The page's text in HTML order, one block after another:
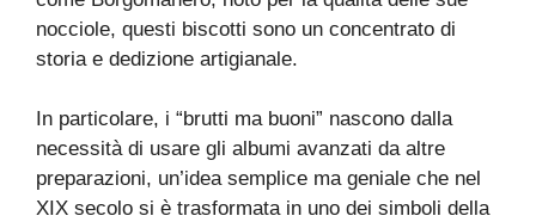
nocciole, questi biscotti sono un concentrato di
storia e dedizione artigianale.
In particolare, i “brutti ma buoni” nascono dalla
necessità di usare gli albumi avanzati da altre
preparazioni, un’idea semplice ma geniale che nel
XIX secolo si è trasformata in uno dei simboli della